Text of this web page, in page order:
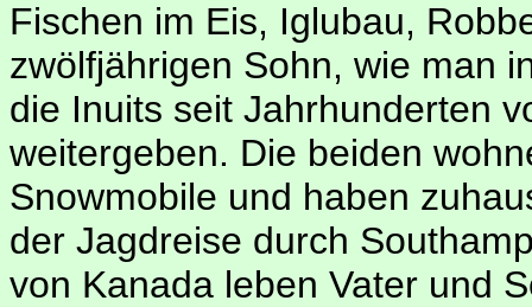
Fischen im Eis, Iglubau,
zwölfjährigen Sohn, wie man
die Inuits seit Jahrhunderten
weitergeben. Die beiden
Snowmobile und haben
der Jagdreise durch
von Kanada leben Vater und